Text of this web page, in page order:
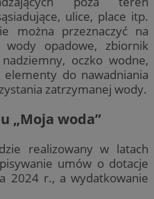
ulice, place itp.
można przeznaczyć na
wody opadowe, zbiornik
oczko wodne,
elementy do nawadniania
zatrzymanej wody.
„Moja woda”
realizowany w latach
umów o dotacje
2024 r., a wydatkowanie